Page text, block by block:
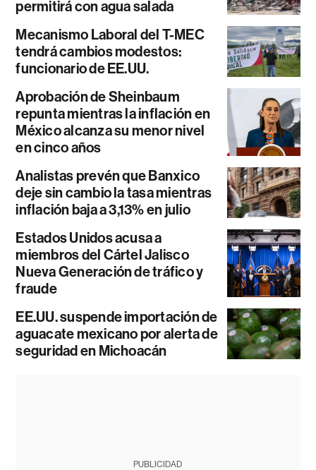
permitirá con agua salada
Mecanismo Laboral del T-MEC
tendrá cambios modestos:
funcionario de EE.UU.
Aprobación de Sheinbaum
repunta mientras la inflación en
México alcanza su menor nivel
en cinco años
Analistas prevén que Banxico
deje sin cambio la tasa mientras
inflación baja a 3,13% en julio
Estados Unidos acusa a
miembros del Cártel Jalisco
Nueva Generación de tráfico y
fraude
EE.UU. suspende importación de
aguacate mexicano por alerta de
seguridad en Michoacán
PUBLICIDAD